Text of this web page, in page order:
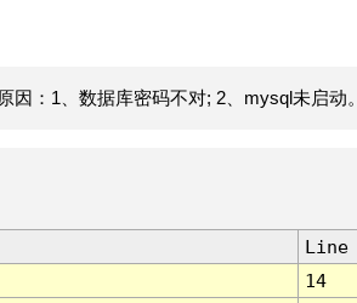
：1、数据库密码不对; 2、mysql未启动。
Line
14